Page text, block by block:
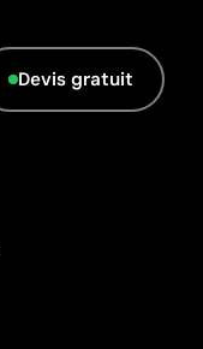
Devis gratuit